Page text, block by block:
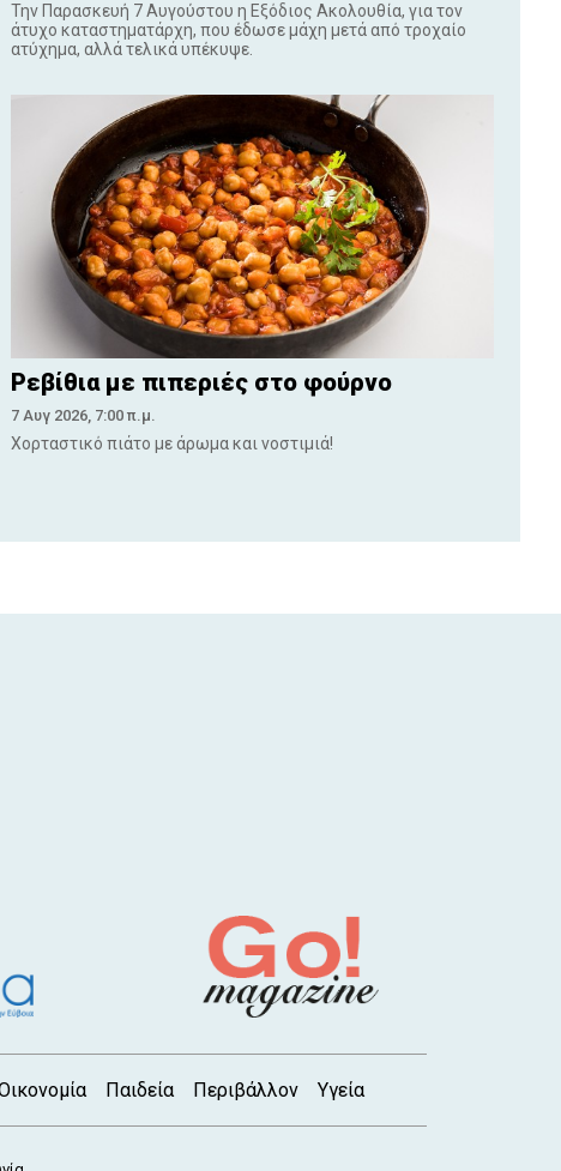
Την Παρασκευή 7 Αυγούστου η Εξόδιος Ακολουθία, για τον
άτυχο καταστηματάρχη, που έδωσε μάχη μετά από τροχαίο
ατύχημα, αλλά τελικά υπέκυψε.
Ρεβίθια με πιπεριές στο φούρνο
7 Αυγ 2026, 7:00 π.μ.
Χορταστικό πιάτο με άρωμα και νοστιμιά!
Παιδεία Περιβάλλον Υγεία